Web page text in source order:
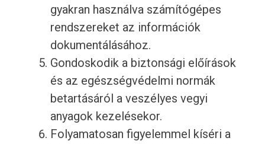
gyakran használva számítógépes
rendszereket az információk
dokumentálásához.
Gondoskodik a biztonsági előírások
és az egészségvédelmi normák
betartásáról a veszélyes vegyi
anyagok kezelésekor.
Folyamatosan figyelemmel kíséri a